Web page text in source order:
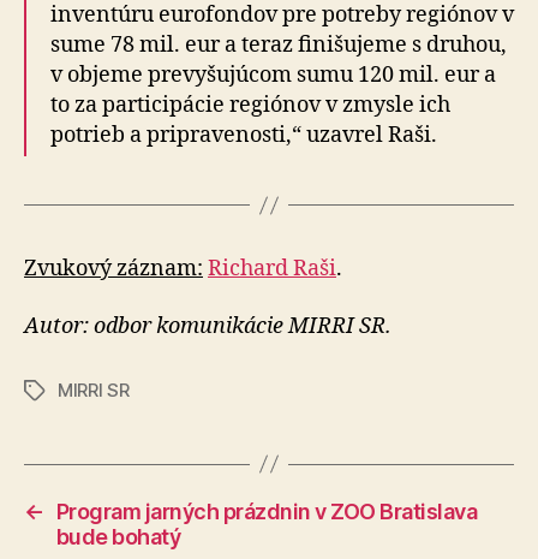
inventúru eurofondov pre potreby regiónov v
sume 78 mil. eur a teraz finišujeme s druhou,
v objeme prevyšujúcom sumu 120 mil. eur a
to za participácie regiónov v zmysle ich
potrieb a pripravenosti,“ uzavrel Raši.
Zvukový záznam: Richard Raši.
Autor: odbor komunikácie MIRRI SR.
ZnačkyMIRRI SR
←
Program jarných prázdnin v ZOO Bratislava
bude bohatý